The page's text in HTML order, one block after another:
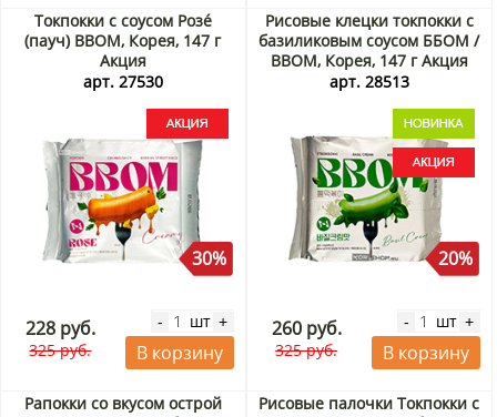
Токпокки с соусом Розé
(пауч) BBOM, Корея, 147 г
Акция
арт. 27530
30%
228 руб.
325 руб.
- шт +
В корзину
Рисовые клецки токпокки с
базиликовым соусом ББОМ /
BBOM, Корея, 147 г Акция
арт. 28513
20%
260 руб.
325 руб.
- шт +
В корзину
Рапокки со вкусом острой
Рисовые палочки Токпокки с